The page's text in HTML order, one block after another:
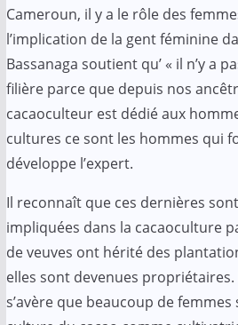
Cameroun, il y a le rôle des
l’implication de la gent féminine
Bassanaga soutient qu’ « il n’y a
filière parce que depuis nos
cacaoculteur est dédié aux
cultures ce sont les hommes qui
développe l’expert.
Il reconnaît que ces dernières
impliquées dans la cacaoculture
de veuves ont hérité des
elles sont devenues propriétaires.
s’avère que beaucoup de